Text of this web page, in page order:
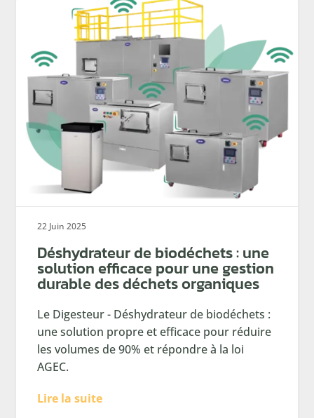
Déshydrateur de biodéchets : une
solution efficace pour une gestion
durable des déchets organiques
Le Digesteur - Déshydrateur de biodéchets :
une solution propre et efficace pour réduire
les volumes de 90% et répondre à la loi
AGEC.
Lire la suite
22 Juin 2025